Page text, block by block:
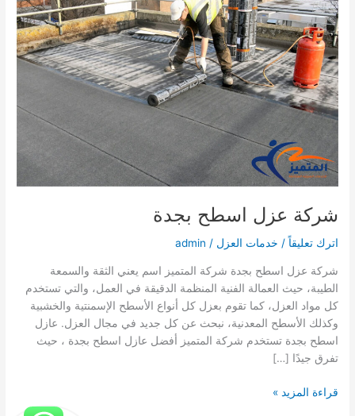
شركة عزل اسطح بجدة
اترك تعليقاً / خدمات العزل /
admin
شركة عزل اسطح بجدة شركة المتميز اسم يعني الثقة والسمعة
الطيبة، حيث العمالة الفنية المنظمة الدقيقة في العمل، والتي تستخدم
كل مواد العزل، كما تقوم بعزل كل أنواع الأسطح الإسمنتية والخشبية
وكذلك الأسطح المعدنية، نبحث عن كل جديد في مجال العزل. عازل
اسطح بجدة تستخدم شركة المتميز أفضل عازل اسطح بجدة ، حيث
تفرق جيدًا […]
شركة
قراءة المزيد »